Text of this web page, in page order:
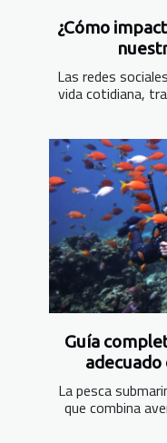
¿Cómo
Las redes
vida cotidiana,
Guía
adecuado
La pesca
que combina